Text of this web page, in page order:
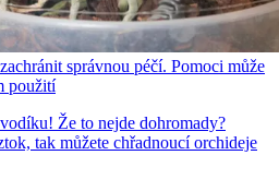
správnou péčí. Pomoci může
použití
Že to nejde dohromady?
tak můžete chřadnoucí orchideje